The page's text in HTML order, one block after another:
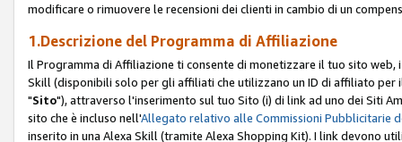
modificare o rimuovere le recensioni dei clienti in cambio di un
1.Descrizione del Programma di Affiliazione
Il Programma di Affiliazione ti consente di monetizzare il tuo sito
Skill (disponibili solo per gli affiliati che utilizzano un ID di affiliato per
"Sito"), attraverso l'inserimento sul tuo Sito (i) di link ad uno dei Siti
sito che è incluso nell'Allegato relativo alle Commissioni Pubblicitarie
inserito in una Alexa Skill (tramite Alexa Shopping Kit). I link devono